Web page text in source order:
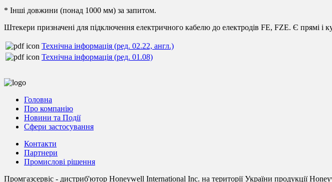
* Інші довжини (понад 1000 мм) за запитом.
Штекери призначені для підключення електричного кабелю до електродів FE, FZE. Є прямі і
Технічна інформація (ред. 02.22, англ.)
Технічна інформація (ред. 01.08)
Головна
Про компанію
Новини та Події
Сфери застосування
Контакти
Партнери
Промислові рішення
Промгазсервіс - дистриб'ютор Honeywell International Inc. на території України продукції